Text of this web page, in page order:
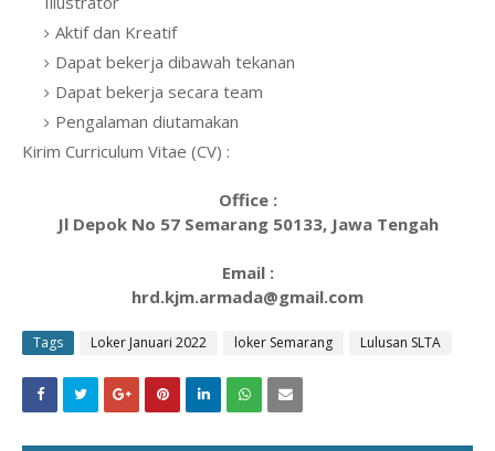
Aktif dan Kreatif
Dapat bekerja dibawah tekanan
Dapat bekerja secara team
Pengalaman diutamakan
Kirim Curriculum Vitae (CV) :
Office :
Jl Depok No 57 Semarang 50133, Jawa Tengah
Email :
hrd.kjm.armada@gmail.com
Tags Loker Januari 2022 loker Semarang Lulusan SLTA